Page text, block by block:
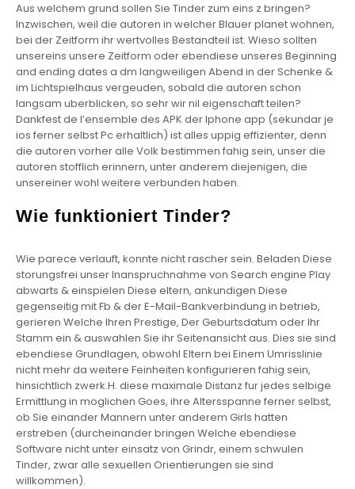
Aus welchem grund sollen Sie Tinder zum eins z bringen?
Inzwischen, weil die autoren in welcher Blauer planet wohnen,
bei der Zeitform ihr wertvolles Bestandteil ist. Wieso sollten
unsereins unsere Zeitform oder ebendiese unseres Beginning
and ending dates a dm langweiligen Abend in der Schenke &
im Lichtspielhaus vergeuden, sobald die autoren schon
langsam uberblicken, so sehr wir nil eigenschaft teilen?
Dankfest de l’ensemble des APK der Iphone app (sekundar je
ios ferner selbst Pc erhaltlich) ist alles uppig effizienter, denn
die autoren vorher alle Volk bestimmen fahig sein, unser die
autoren stofflich erinnern, unter anderem diejenigen, die
unsereiner wohl weitere verbunden haben.
Wie funktioniert Tinder?
Wie parece verlauft, konnte nicht rascher sein. Beladen Diese
storungsfrei unser Inanspruchnahme von Search engine Play
abwarts & einspielen Diese eltern, ankundigen Diese
gegenseitig mit Fb & der E-Mail-Bankverbindung in betrieb,
gerieren Welche Ihren Prestige, Der Geburtsdatum oder Ihr
Stamm ein & auswahlen Sie ihr Seitenansicht aus. Dies sie sind
ebendiese Grundlagen, obwohl Eltern bei Einem Umrisslinie
nicht mehr da weitere Feinheiten konfigurieren fahig sein,
hinsichtlich zwerk.H. diese maximale Distanz fur jedes selbige
Ermittlung in moglichen Goes, ihre Altersspanne ferner selbst,
ob Sie einander Mannern unter anderem Girls hatten
erstreben (durcheinander bringen Welche ebendiese
Software nicht unter einsatz von Grindr, einem schwulen
Tinder, zwar alle sexuellen Orientierungen sie sind
willkommen).